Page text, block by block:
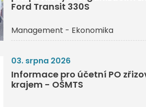
Ford Transit 330S
Management - Ekonomika
03. srpna 2026
Informace pro účetní PO
krajem - OŠMTS